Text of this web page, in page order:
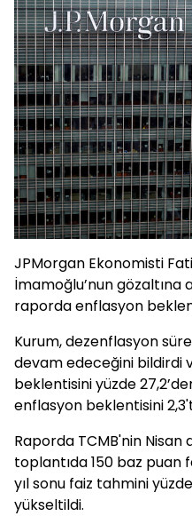
JPMorgan Ekonomisti
İmamoğlu’nun gözaltına
raporda enflasyon
Kurum, dezenflasyon
devam edeceğini bildirdi
beklentisini yüzde
enflasyon beklentisini
Raporda TCMB'nin Nisan
toplantıda 150 baz puan
yıl sonu faiz tahmini
yükseltildi.